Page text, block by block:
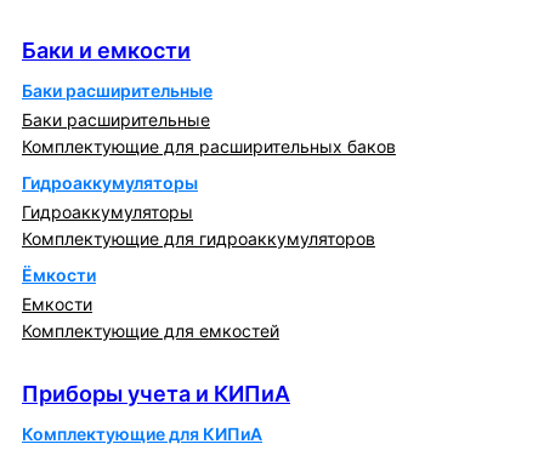
Баки и емкости
Баки расширительные
Баки расширительные
Комплектующие для расширительных баков
Гидроаккумуляторы
Гидроаккумуляторы
Комплектующие для гидроаккумуляторов
Ёмкости
Емкости
Комплектующие для емкостей
Приборы учета и КИПиА
Комплектующие для КИПиА